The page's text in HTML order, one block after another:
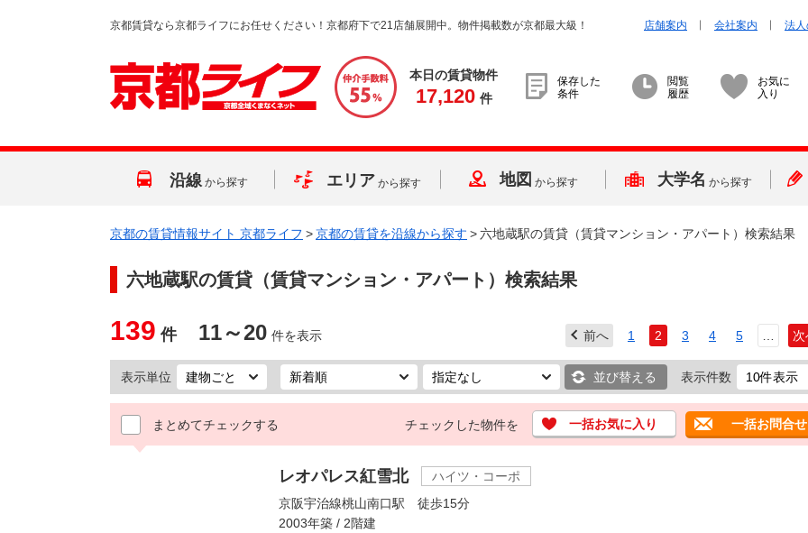
京都賃貸なら京都ライフにお任せください！京都府下で21店舗展開中。物件掲載数が京都最大級！ 店舗案内 会社案内 法
本日の賃貸物件
17,120 件
保存した
条件
閲覧
履歴
お気に
入り
沿線 から探す エリア から探す 地図 から探す 大学名 から探す
京都の賃貸情報サイト 京都ライフ >京都の賃貸を沿線から探す >六地蔵駅の賃貸（賃貸マンション・アパート）検索結果
六地蔵駅の賃貸（賃貸マンション・アパート）検索結果
139 件 11～20 件を表示 前へ 1 2 3 4 5
表示単位 並び替える 表示件数
まとめてチェックする チェックした物件を 一括お気に入り 一括お問合せ
レオパレス紅雪北
ハイツ・コーポ
京阪宇治線桃山南口駅 徒歩15分
2003年築 / 2階建